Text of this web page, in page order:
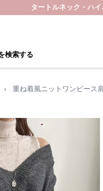
タートルネック・ハ
検索する
› 重ね着風ニットワンピース